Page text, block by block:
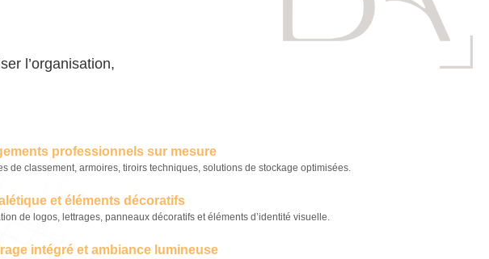
l’organisation,
professionnels sur mesure
de classement, armoires, tiroirs techniques, solutions de stockage optimisées.
et éléments décoratifs
de logos, lettrages, panneaux décoratifs et éléments d’identité visuelle.
intégré et ambiance lumineuse